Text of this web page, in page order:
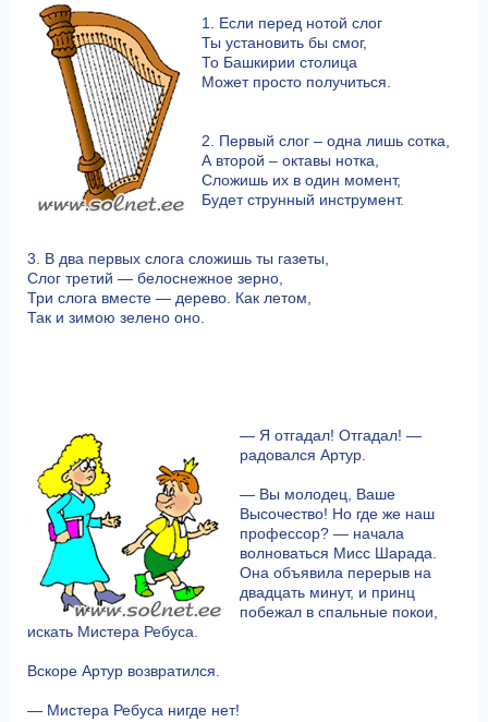
1. Если перед нотой слог
Ты установить бы смог,
То Башкирии столица
Может просто получиться.
2. Первый слог – одна лишь сотка,
А второй – октавы нотка,
Сложишь их в один момент,
Будет струнный инструмент.
3. В два первых слога сложишь ты газеты,
Слог третий — белоснежное зерно,
Три слога вместе — дерево. Как летом,
Так и зимою зелено оно.
— Я отгадал! Отгадал! —
радовался Артур.
— Вы молодец, Ваше
Высочество! Но где же наш
профессор? — начала
волноваться Мисс Шарада.
Она объявила перерыв на
двадцать минут, и принц
побежал в спальные покои,
искать Мистера Ребуса.
Вскоре Артур возвратился.
— Мистера Ребуса нигде нет!